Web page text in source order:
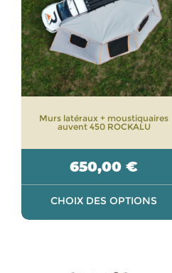
Murs latéraux + moustiquaires
auvent 450 ROCKALU
650,00 €
CHOIX DES OPTIONS
variations.
Les
options
peuvent
être
choisies